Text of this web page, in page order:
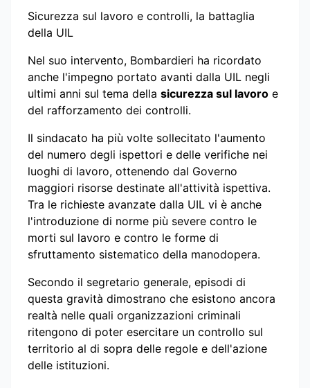
Sicurezza sul lavoro e controlli, la battaglia
della UIL
Nel suo intervento, Bombardieri ha ricordato
anche l'impegno portato avanti dalla UIL negli
ultimi anni sul tema della sicurezza sul lavoro e
del rafforzamento dei controlli.
Il sindacato ha più volte sollecitato l'aumento
del numero degli ispettori e delle verifiche nei
luoghi di lavoro, ottenendo dal Governo
maggiori risorse destinate all'attività ispettiva.
Tra le richieste avanzate dalla UIL vi è anche
l'introduzione di norme più severe contro le
morti sul lavoro e contro le forme di
sfruttamento sistematico della manodopera.
Secondo il segretario generale, episodi di
questa gravità dimostrano che esistono ancora
realtà nelle quali organizzazioni criminali
ritengono di poter esercitare un controllo sul
territorio al di sopra delle regole e dell'azione
delle istituzioni.